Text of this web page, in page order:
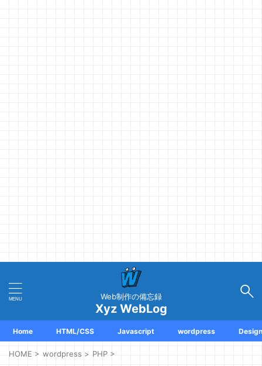
Web制作の備忘録
Xyz WebLog
Home HTML/CSS Javascript wordpress Design
HOME > wordpress > PHP >